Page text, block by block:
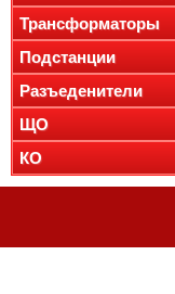
Трансформаторы
Подстанции
Разъеденители
ЩО
КО